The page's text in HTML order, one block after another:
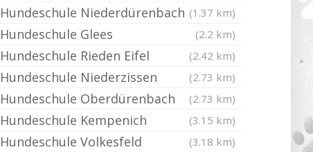
Hundeschule Niederdürenbach (1.37 km)
Hundeschule Glees (2.2 km)
Hundeschule Rieden Eifel (2.42 km)
Hundeschule Niederzissen (2.73 km)
Hundeschule Oberdürenbach (2.73 km)
Hundeschule Kempenich (3.15 km)
Hundeschule Volkesfeld (3.18 km)